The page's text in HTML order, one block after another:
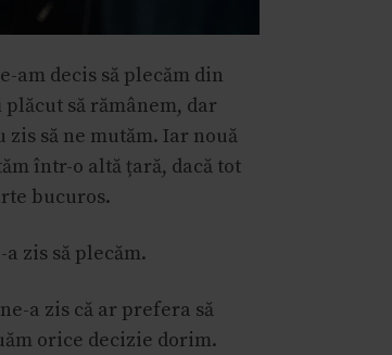
am decis să plecăm din
să rămânem, dar
să ne mutăm. Iar nouă
într-o altă țară, dacă tot
bucuros.
zis să plecăm.
a zis că ar prefera să
orice decizie dorim.